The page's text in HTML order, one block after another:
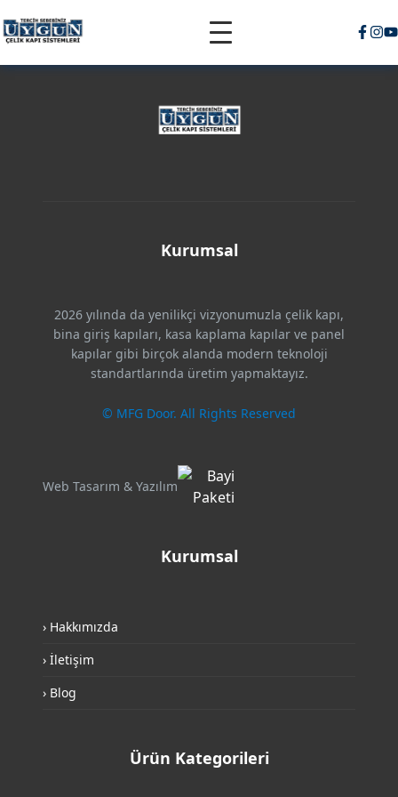
Kurumsal
2026 yılında da yenilikçi vizyonumuzla çelik kapı,
bina giriş kapıları, kasa kaplama kapılar ve panel
kapılar gibi birçok alanda modern teknoloji
standartlarında üretim yapmaktayız.
© MFG Door. All Rights Reserved
Web Tasarım & Yazılım
Kurumsal
› Hakkımızda
› İletişim
› Blog
Ürün Kategorileri